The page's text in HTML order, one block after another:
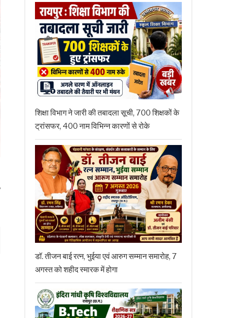
शिक्षा विभाग ने जारी की तबादला सूची, 700 शिक्षकों के
ट्रांसफर, 400 नाम विभिन्न कारणों से रोके
डॉ. तीजन बाई रत्न, भुईया एवं आरुग सम्मान समारोह, 7
अगस्त को शहीद स्मारक में होगा